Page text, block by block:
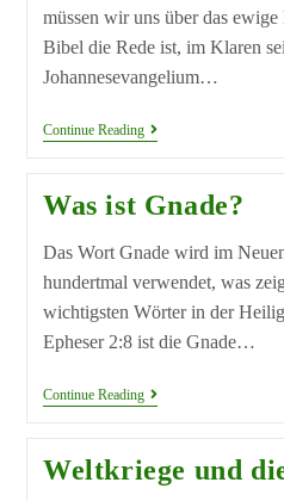
müssen wir uns über das
Bibel die Rede ist, im Klaren
Johannesevangelium…
Continue Reading
Was ist Gnade?
Das Wort Gnade wird im
hundertmal verwendet, was
wichtigsten Wörter in der
Epheser 2:8 ist die Gnade…
Continue Reading
Weltkriege und